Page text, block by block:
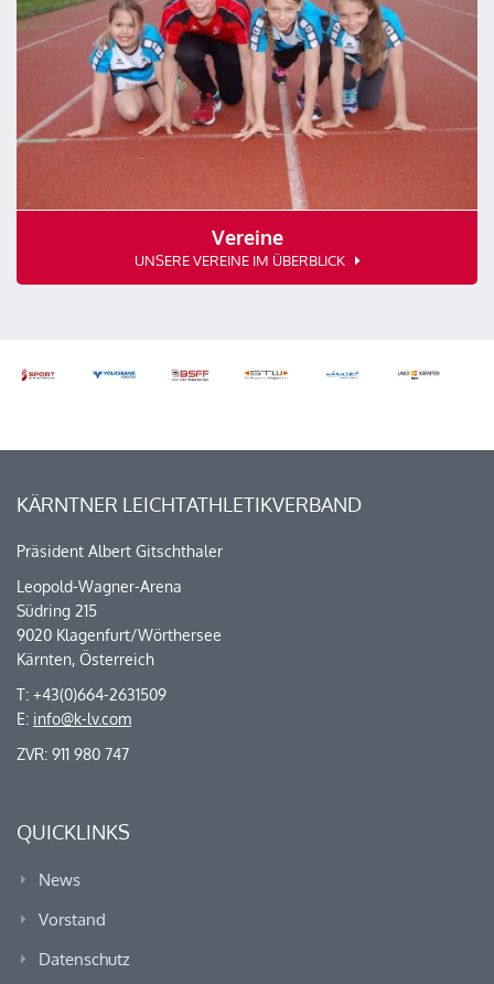
Vereine
UNSERE VEREINE IM ÜBERBLICK
KÄRNTNER LEICHTATHLETIKVERBAND
Präsident Albert Gitschthaler
Leopold-Wagner-Arena
Südring 215
9020 Klagenfurt/Wörthersee
Kärnten, Österreich
T: +43(0)664-2631509
E: info@k-lv.com
ZVR: 911 980 747
QUICKLINKS
News
Vorstand
Datenschutz